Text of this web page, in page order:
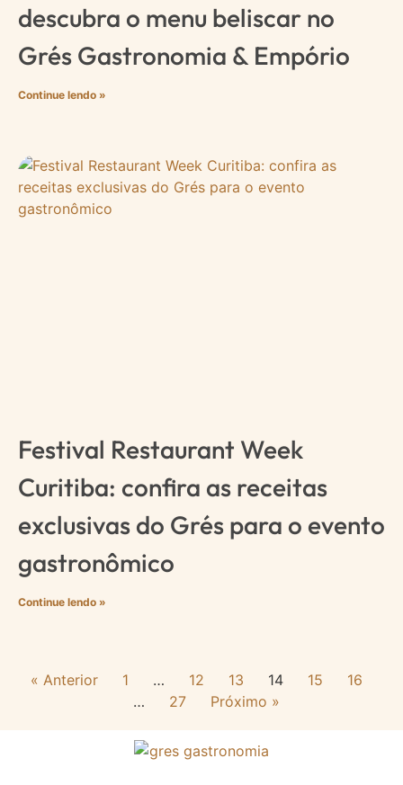
descubra o menu beliscar no
Grés Gastronomia & Empório
Continue lendo »
Festival Restaurant Week
Curitiba: confira as receitas
exclusivas do Grés para o evento
gastronômico
Continue lendo »
« Anterior 1 … 12 13 14 15
16
…
27 Próximo »